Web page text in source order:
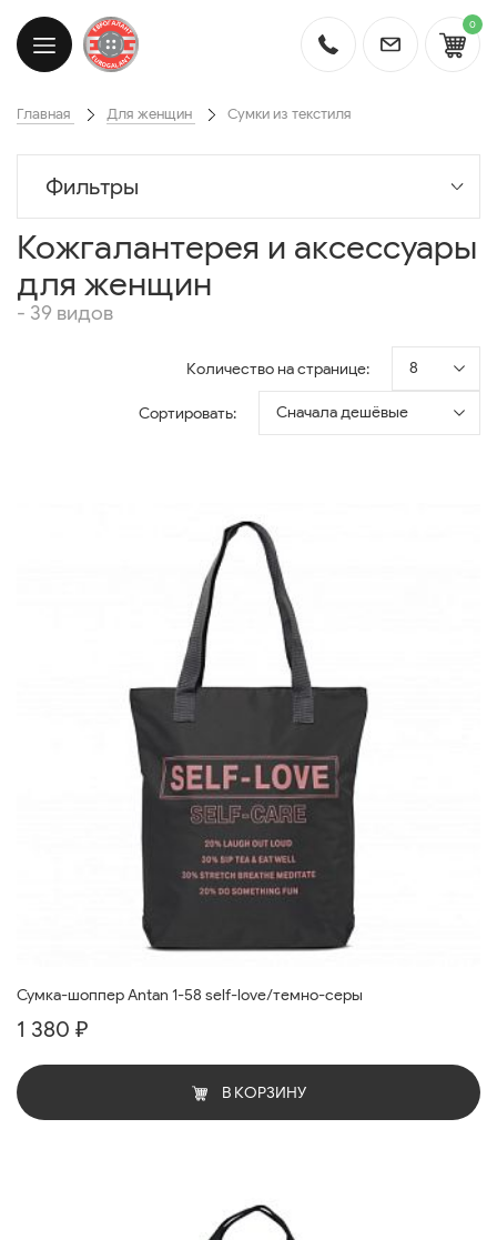
0
Главная Для женщин Сумки из текстиля
Фильтры
Кожгалантерея и аксессуары
для женщин
- 39 видов
Количество на странице: 8
Сортировать: Сначала дешёвые
Сумка-шоппер Antan 1-58 self-love/темно-серы
1 380 ₽
В КОРЗИНУ